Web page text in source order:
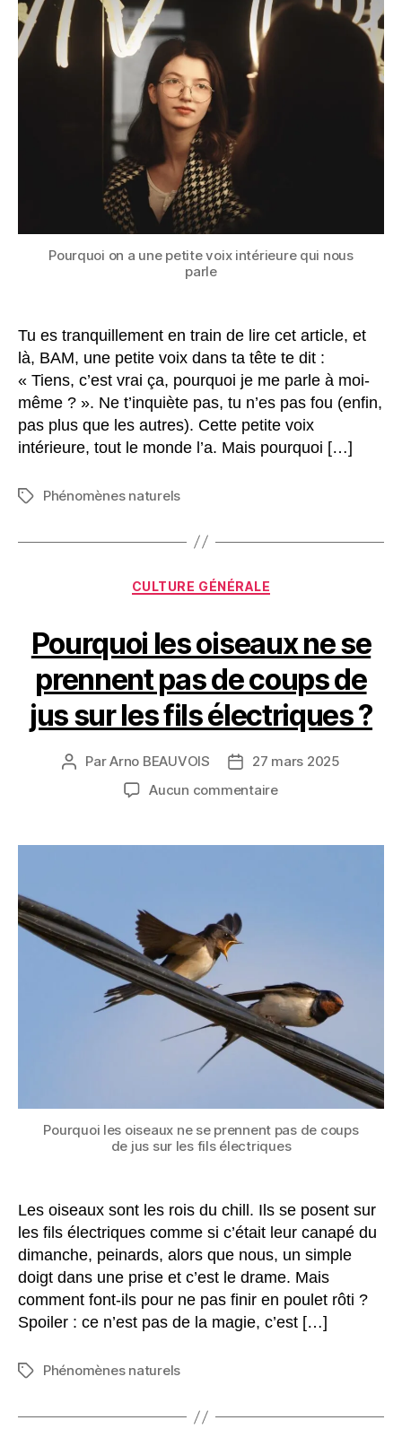
une
Pourquoi on a une petite voix intérieure qui nous
parle
Tu es tranquillement en train de lire cet article, et
là, BAM, une petite voix dans ta tête te dit :
« Tiens, c’est vrai ça, pourquoi je me parle à moi-
même ? ». Ne t’inquiète pas, tu n’es pas fou (enfin,
pas plus que les autres). Cette petite voix
intérieure, tout le monde l’a. Mais pourquoi […]
Étiquettes
Phénomènes naturels
Catégories
CULTURE GÉNÉRALE
Pourquoi les oiseaux ne se
prennent pas de coups de
jus sur les fils électriques ?
Auteur
ParArno BEAUVOIS
Date
de
27 mars 2025
Aucun commentairesur
oiseaux
de
jus
sur
les
fils
électriques
?
Pourquoi les oiseaux ne se prennent pas de coups
de jus sur les fils électriques
Les oiseaux sont les rois du chill. Ils se posent sur
les fils électriques comme si c’était leur canapé du
dimanche, peinards, alors que nous, un simple
doigt dans une prise et c’est le drame. Mais
comment font-ils pour ne pas finir en poulet rôti ?
Spoiler : ce n’est pas de la magie, c’est […]
Étiquettes
Phénomènes naturels